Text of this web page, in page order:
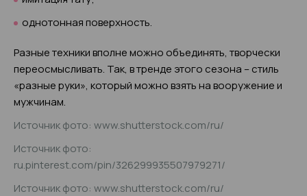
однотонная поверхность.
Разные техники вполне можно объединять, творчески
переосмысливать. Так, в тренде этого сезона – стиль
«разные руки», который можно взять на вооружение и
мужчинам.
Источник фото: www.shutterstock.com/ru/
Источник фото:
ru.pinterest.com/pin/326299935507979271/
Источник фото: www.shutterstock.com/ru/